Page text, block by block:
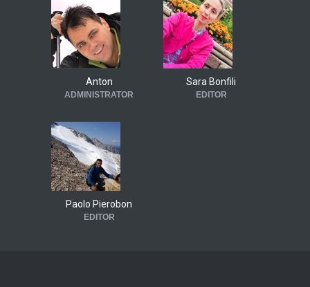
Anton
ADMINISTRATOR
Sara Bonfili
EDITOR
Paolo Pierobon
EDITOR